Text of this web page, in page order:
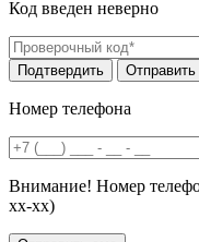
Код введен неверно
Номер телефона
Внимание! Номер
хх-хх)